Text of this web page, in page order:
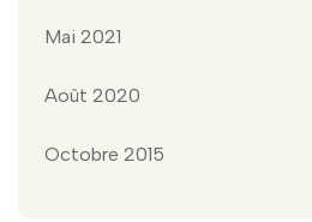
Mai 2021
Août 2020
Octobre 2015